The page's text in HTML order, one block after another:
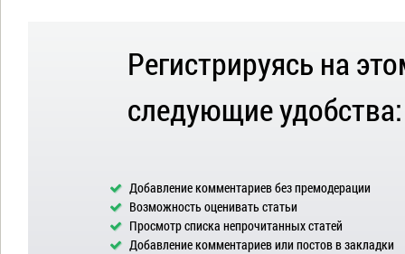
Регистрируясь на
следующие удобства:
Добавление комментариев без премодерации
Возможность оценивать статьи
Просмотр списка непрочитанных статей
Добавление комментариев или постов в закладки